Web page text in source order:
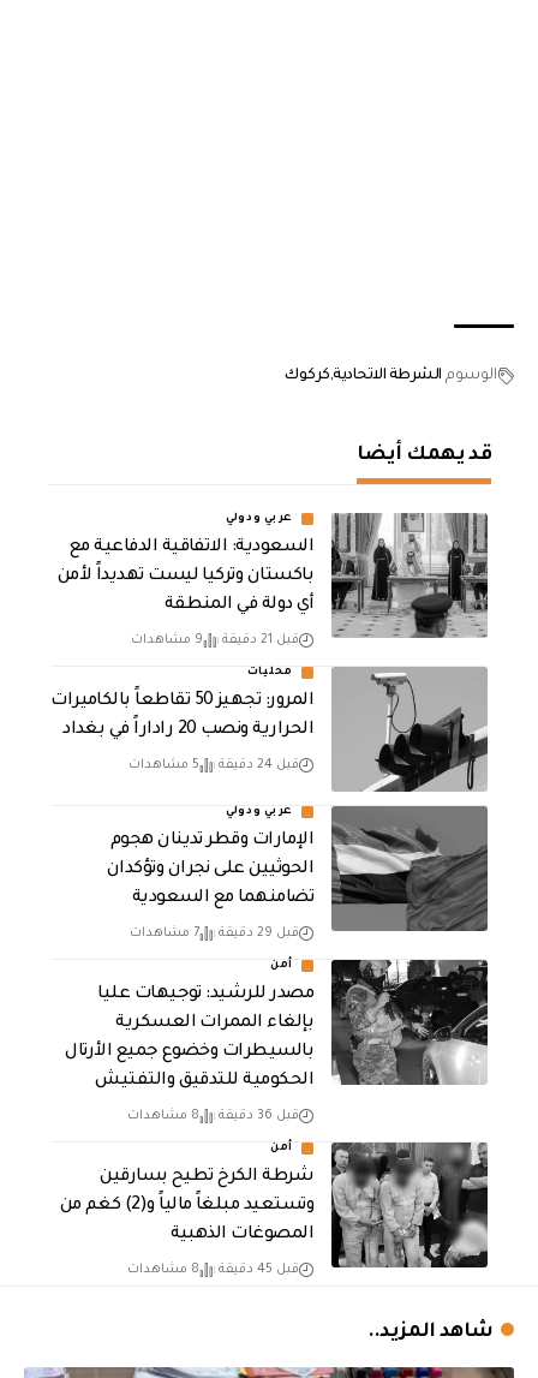
الوسوم الشرطة الاتحادية كركوك
قد يهمك أيضا
عربي ودولي
السعودية: الاتفاقية الدفاعية مع
باكستان وتركيا ليست تهديداً لأمن
أي دولة في المنطقة
قبل 21 دقيقة 9 مشاهدات
محليات
المرور: تجهيز 50 تقاطعاً بالكاميرات
الحرارية ونصب 20 راداراً في بغداد
قبل 24 دقيقة 5 مشاهدات
عربي ودولي
الإمارات وقطر تدينان هجوم
الحوثيين على نجران وتؤكدان
تضامنهما مع السعودية
قبل 29 دقيقة 7 مشاهدات
أمن
مصدر للرشيد: توجيهات عليا
بإلغاء الممرات العسكرية
بالسيطرات وخضوع جميع الأرتال
الحكومية للتدقيق والتفتيش
قبل 36 دقيقة 8 مشاهدات
أمن
شرطة الكرخ تطيح بسارقين
وتستعيد مبلغاً مالياً و(2) كغم من
المصوغات الذهبية
قبل 45 دقيقة 8 مشاهدات
شاهد المزيد..